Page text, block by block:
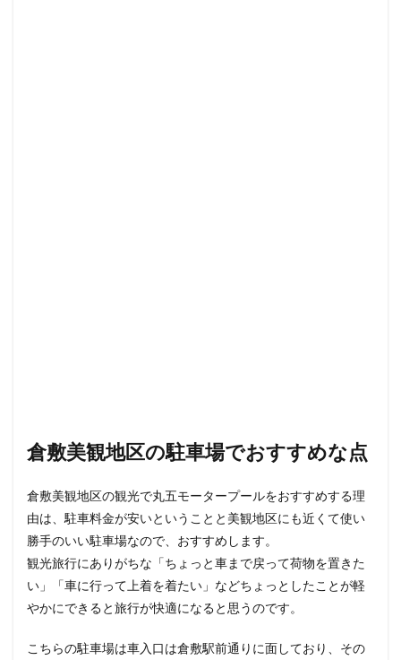
倉敷美観地区の駐車場でおすすめな点
倉敷美観地区の観光で丸五モータープールをおすすめする理
由は、駐車料金が安いということと美観地区にも近くて使い
勝手のいい駐車場なので、おすすめします。
観光旅行にありがちな「ちょっと車まで戻って荷物を置きた
い」「車に行って上着を着たい」などちょっとしたことが軽
やかにできると旅行が快適になると思うのです。
こちらの駐車場は車入口は倉敷駅前通りに面しており、その